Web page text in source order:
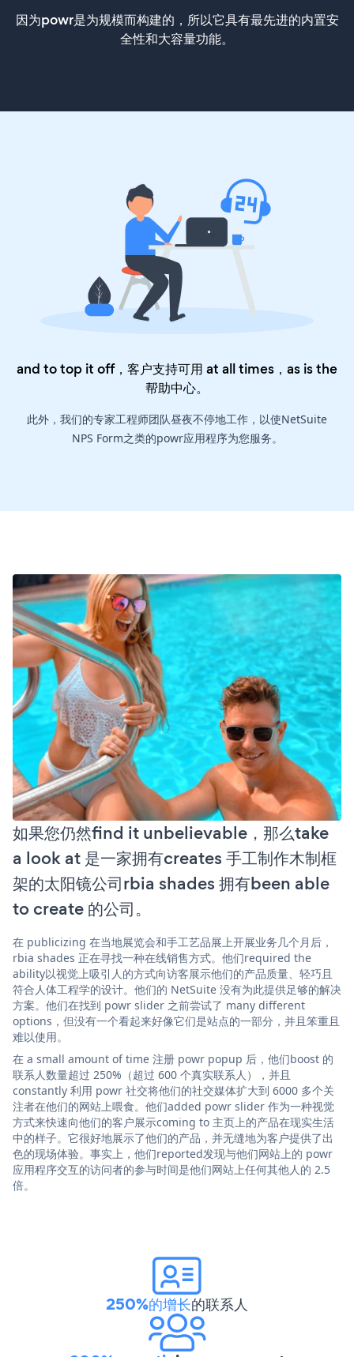
因为powr是为规模而构建的，所以它具有最先进的内置安
全性和大容量功能。
and to top it off，客户支持可用 at all times，as is the
帮助中心。
此外，我们的专家工程师团队昼夜不停地工作，以使NetSuite
NPS Form之类的powr应用程序为您服务。
如果您仍然find it unbelievable，那么take
a look at 是一家拥有creates 手工制作木制框
架的太阳镜公司rbia shades 拥有been able
to create 的公司。
在 publicizing 在当地展览会和手工艺品展上开展业务几个月后，
rbia shades 正在寻找一种在线销售方式。他们required the
ability以视觉上吸引人的方式向访客展示他们的产品质量、轻巧且
符合人体工程学的设计。他们的 NetSuite 没有为此提供足够的解决
方案。他们在找到 powr slider 之前尝试了 many different
options，但没有一个看起来好像它们是站点的一部分，并且笨重且
难以使用。
在 a small amount of time 注册 powr popup 后，他们boost 的
联系人数量超过 250%（超过 600 个真实联系人），并且
constantly 利用 powr 社交将他们的社交媒体扩大到 6000 多个关
注者在他们的网站上喂食。他们added powr slider 作为一种视觉
方式来快速向他们的客户展示coming to 主页上的产品在现实生活
中的样子。它很好地展示了他们的产品，并无缝地为客户提供了出
色的现场体验。事实上，他们reported发现与他们网站上的 powr
应用程序交互的访问者的参与时间是他们网站上任何其他人的 2.5
倍。
250%的增长的联系人